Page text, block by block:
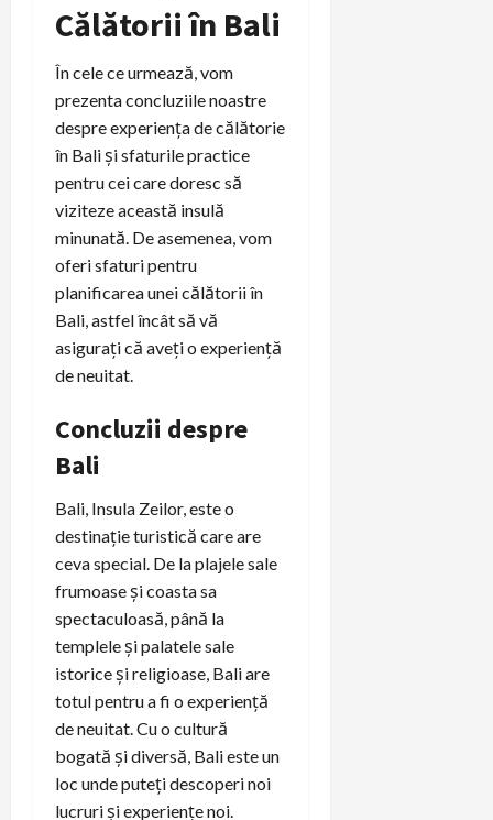
Călătorii în Bali
În cele ce urmează, vom
prezenta concluziile noastre
despre experiența de călătorie
în Bali și sfaturile practice
pentru cei care doresc să
viziteze această insulă
minunată. De asemenea, vom
oferi sfaturi pentru
planificarea unei călătorii în
Bali, astfel încât să vă
asigurați că aveți o experiență
de neuitat.
Concluzii despre
Bali
Bali, Insula Zeilor, este o
destinație turistică care are
ceva special. De la plajele sale
frumoase și coasta sa
spectaculoasă, până la
templele și palatele sale
istorice și religioase, Bali are
totul pentru a fi o experiență
de neuitat. Cu o cultură
bogată și diversă, Bali este un
loc unde puteți descoperi noi
lucruri și experiențe noi.